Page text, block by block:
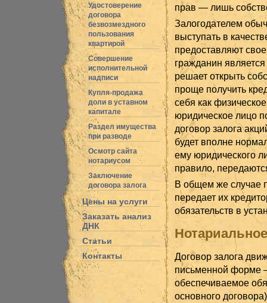
прав — лишь
Залогодателем
выступать в
предоставляют
гражданин
решает открыть
проще получить
себя как
юридическое лицо
договор залога
будет вполне
ему юридического
правило,
В общем же случае
передает их
обязательств в
Договор залога
письменной форме
обеспечиваемое
основного
Удостоверение
договора
безвозмездного
пользования
квартирой
Совершение
исполнительной
надписи
Купля-продажа
доли в уставном
капитале
Раздел имущества
при разводе
Осмотр сайта
нотариусом
Заключение
договора залога
Цены на услуги
Заказать анализ
ДНК
Статьи
Контакты